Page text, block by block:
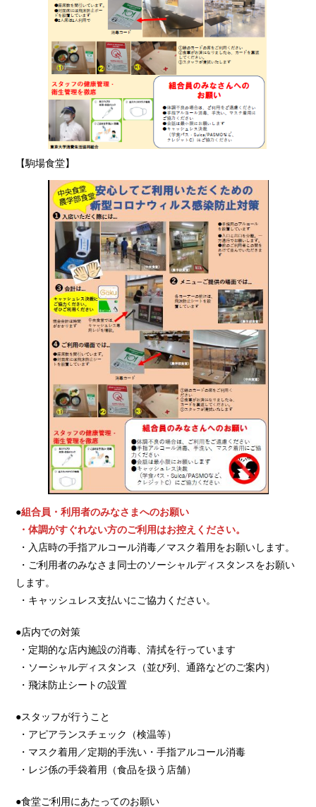
【駒場食堂】
●組合員・利用者のみなさまへのお願い
・体調がすぐれない方のご利用はお控えください。
・入店時の手指アルコール消毒／マスク着用をお願いします。
・ご利用者のみなさま同士のソーシャルディスタンスをお願い
します。
・キャッシュレス支払いにご協力ください。
●店内での対策
・定期的な店内施設の消毒、清拭を行っています
・ソーシャルディスタンス（並び列、通路などのご案内）
・飛沫防止シートの設置
●スタッフが行うこと
・アピアランスチェック（検温等）
・マスク着用／定期的手洗い・手指アルコール消毒
・レジ係の手袋着用（食品を扱う店舗）
●食堂ご利用にあたってのお願い